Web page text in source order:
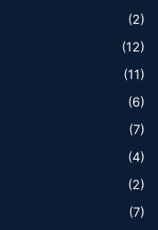
(2)
(12)
(11)
(6)
(7)
(4)
(2)
(7)